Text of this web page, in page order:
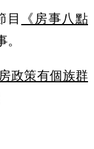
目
《房事八點
政策有個族群